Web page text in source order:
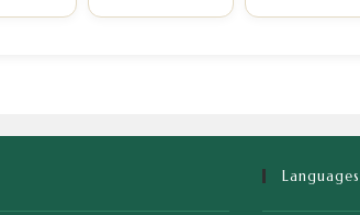
Languages